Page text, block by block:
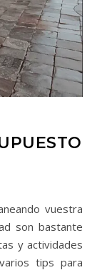
son bastante
y actividades
tips para